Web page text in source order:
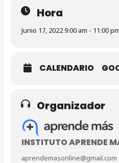
Hora
Junio 17, 2022 9:00 am - 11:00 pm
CALENDARIO
Organizador
INSTITUTO APRENDE
aprendemasonline@gmail.com